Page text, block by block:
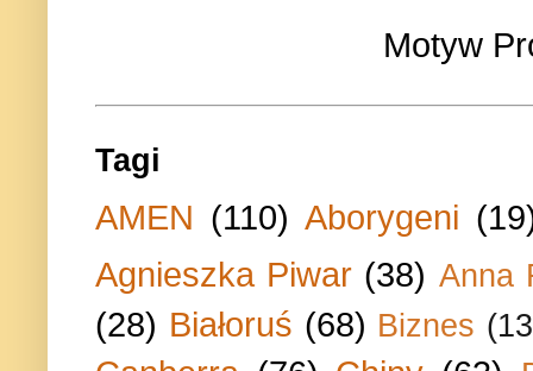
Motyw
Tagi
AMEN (110) Aborygeni
Agnieszka Piwar (38) Anna
(28) Białoruś (68) Biznes